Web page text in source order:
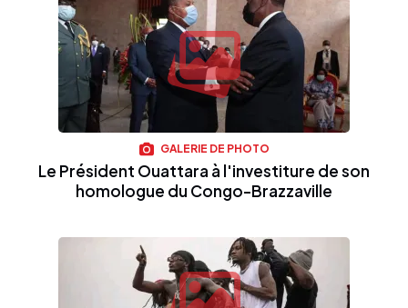
GALERIE DE PHOTO
Le Président Ouattara à l'investiture de son
homologue du Congo-Brazzaville